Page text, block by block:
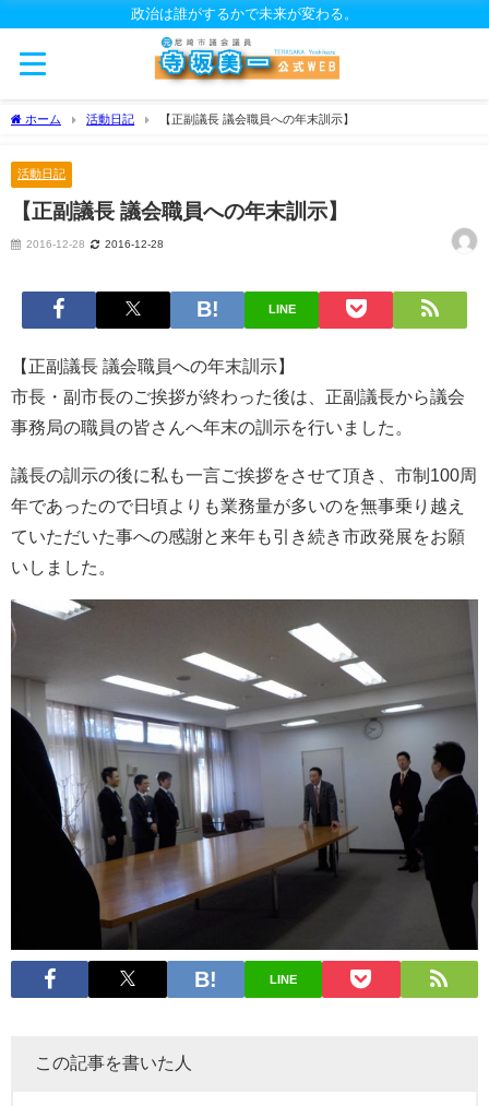
政治は誰がするかで未来が変わる。
ホーム 活動日記 【正副議長 議会職員への年末訓示】
活動日記
【正副議長 議会職員への年末訓示】
2016-12-28 2016-12-28
LINE
【正副議長 議会職員への年末訓示】
市長・副市長のご挨拶が終わった後は、正副議長から議会
事務局の職員の皆さんへ年末の訓示を行いました。
議長の訓示の後に私も一言ご挨拶をさせて頂き、市制100周
年であったので日頃よりも業務量が多いのを無事乗り越え
ていただいた事への感謝と来年も引き続き市政発展をお願
いしました。
LINE
この記事を書いた人